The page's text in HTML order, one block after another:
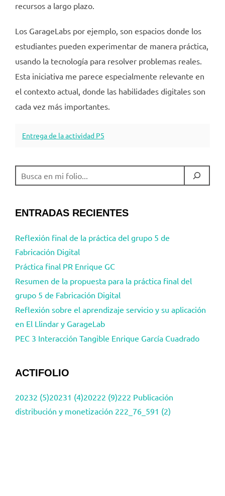
recursos a largo plazo.
Los GarageLabs por ejemplo, son espacios donde los
estudiantes pueden experimentar de manera práctica,
usando la tecnología para resolver problemas reales.
Esta iniciativa me parece especialmente relevante en
el contexto actual, donde las habilidades digitales son
cada vez más importantes.
Entrega de la actividad P5
BUSCAR
ENTRADAS RECIENTES
Reflexión final de la práctica del grupo 5 de
Fabricación Digital
Práctica final PR Enrique GC
Resumen de la propuesta para la práctica final del
grupo 5 de Fabricación Digital
Reflexión sobre el aprendizaje servicio y su aplicación
en El Llindar y GarageLab
PEC 3 Interacción Tangible Enrique García Cuadrado
ACTIFOLIO
20232 (5)20231 (4)20222 (9)222 Publicación
distribución y monetización 222_76_591 (2)